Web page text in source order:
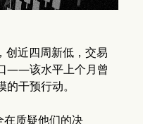
创近四周新低，交易
——该水平上个月曾
干预行动。
质疑他们的决